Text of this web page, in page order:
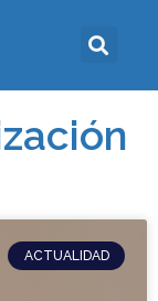
ACTUALIDAD